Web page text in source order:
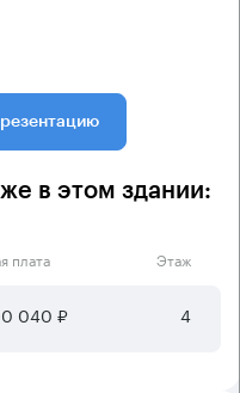
в этом здании:
плата Этаж
040 ₽ 4